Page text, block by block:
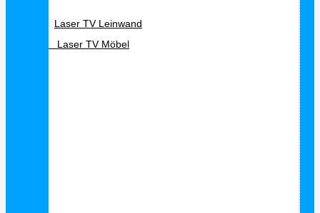
Laser TV Leinwand
Laser TV Möbel